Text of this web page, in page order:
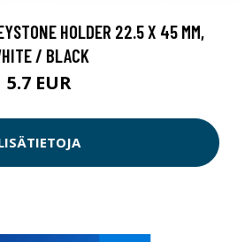
HOLDER 22.5 X 45 MM,
/ BLACK
5.7 EUR